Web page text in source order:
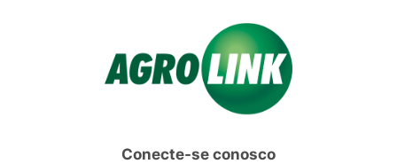
Conecte-se conosco